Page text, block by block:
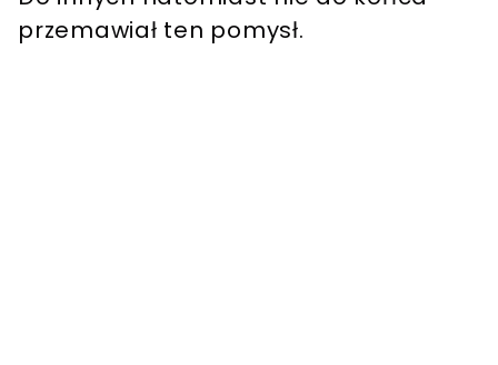
przemawiał ten pomysł.